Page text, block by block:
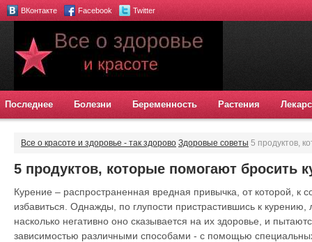
ВКонтакте Facebook Twitter
Последнее Болезни Беременность Растения
Все о красоте и здоровье - так здорово Здоровые советы 5 продуктов,
5 продуктов, которые помогают бросить
Курение – распространенная вредная привычка, от которой, к
избавиться. Однажды, по глупости пристрастившись к
насколько негативно оно сказывается на их здоровье, и
зависимостью различными способами - с помощью